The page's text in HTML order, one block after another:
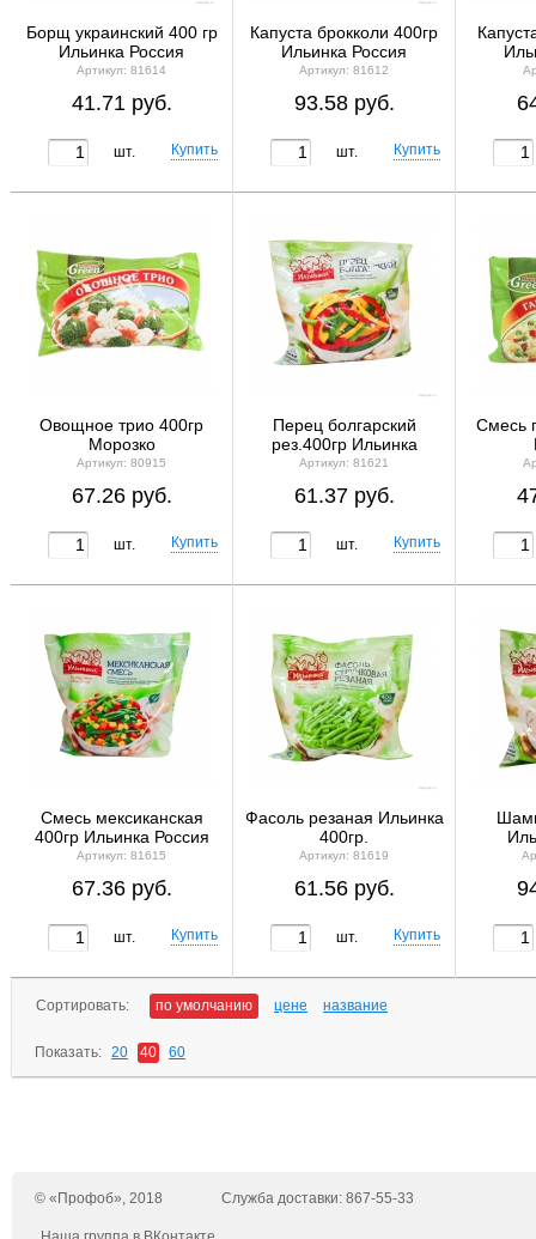
Борщ украинский 400 гр
Ильинка Россия
Артикул: 81614
41.71 руб.
шт.
Капуста брокколи 400гр
Ильинка Россия
Артикул: 81612
93.58 руб.
шт.
Овощное трио 400гр
Морозко
Артикул: 80915
67.26 руб.
шт.
Перец болгарский
рез.400гр Ильинка
Артикул: 81621
61.37 руб.
шт.
Смесь
Смесь мексиканская
400гр Ильинка Россия
Артикул: 81615
67.36 руб.
шт.
Фасоль резаная Ильинка
400гр.
Артикул: 81619
61.56 руб.
шт.
Сортировать: по умолчанию цене название
Показать: 20 40 60
© «Профоб», 2018 Служба доставки: 867-55-33